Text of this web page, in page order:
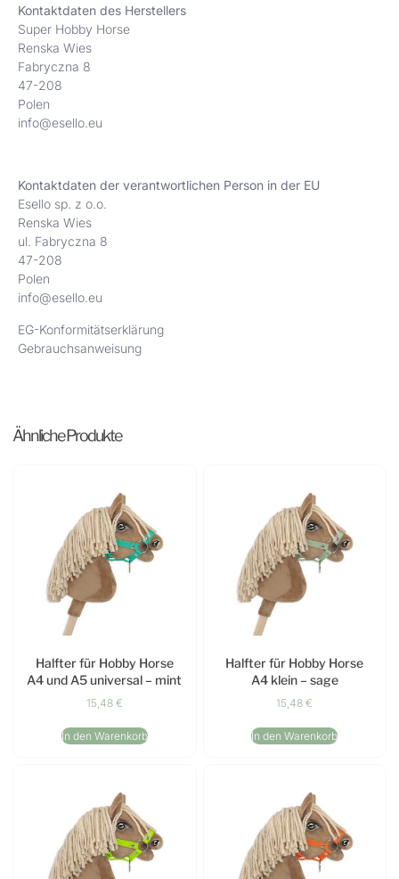
Kontaktdaten des Herstellers
Super Hobby Horse
Renska Wies
Fabryczna 8
47-208
Polen
info@esello.eu
Kontaktdaten der verantwortlichen Person in der EU
Esello sp. z o.o.
Renska Wies
ul. Fabryczna 8
47-208
Polen
info@esello.eu
EG-Konformitätserklärung
Gebrauchsanweisung
Ähnliche Produkte
Halfter für Hobby Horse
A4 und A5 universal – mint
15,48 €
In den Warenkorb
Halfter für Hobby Horse
A4 klein – sage
15,48€
In den Warenkorb